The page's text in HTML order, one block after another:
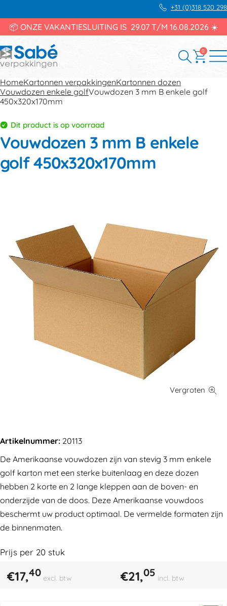
+31 (0)318 520 298
📦 ONZE VAKANTIESLUITING IS 29.07 T/M 16.08.2026 ☀️
0
HomeKartonnen verpakkingenKartonnen dozen
Vouwdozen enkele golfVouwdozen 3 mm B enkele golf
450x320x170mm
Dit product is op voorraad
Vouwdozen 3 mm B enkele
golf 450x320x170mm
Artikelnummer: 20113
De Amerikaanse vouwdozen zijn van stevig 3 mm enkele
golf karton met een sterke buitenlaag en deze dozen
hebben 2 korte en 2 lange kleppen aan de boven- en
onderzijde van de doos. Deze Amerikaanse vouwdoos
beschermt uw product optimaal. De vermelde formaten zijn
de binnenmaten.
Prijs per 20 stuk
€17,40 excl. btw €21,05 incl. btw